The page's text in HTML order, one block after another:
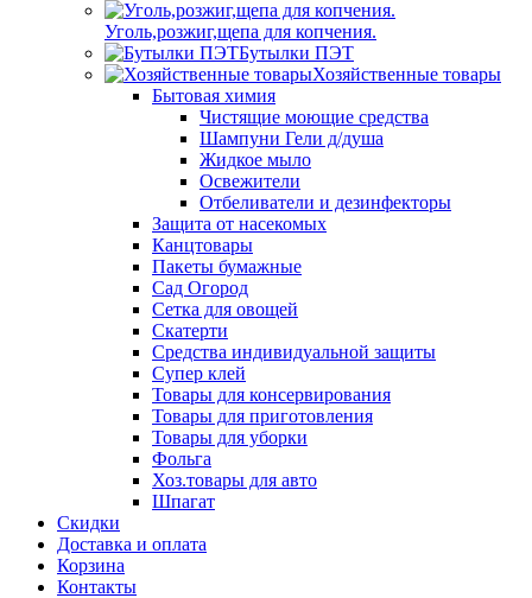
Уголь,розжиг,щепа для копчения.
Бутылки ПЭТ
Хозяйственные товары
Бытовая химия
Чистящие моющие средства
Шампуни Гели д/душа
Жидкое мыло
Освежители
Отбеливатели и дезинфекторы
Защита от насекомых
Канцтовары
Пакеты бумажные
Сад Огород
Сетка для овощей
Скатерти
Средства индивидуальной защиты
Супер клей
Товары для консервирования
Товары для приготовления
Товары для уборки
Фольга
Хоз.товары для авто
Шпагат
Скидки
Доставка и оплата
Корзина
Контакты